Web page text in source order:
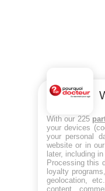
With our 225
your devices
your personal
website or in
later, including
Processing this
loyalty
geolocation,
content,